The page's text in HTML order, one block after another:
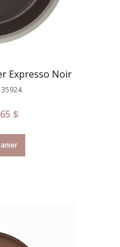
Expresso Noir
$